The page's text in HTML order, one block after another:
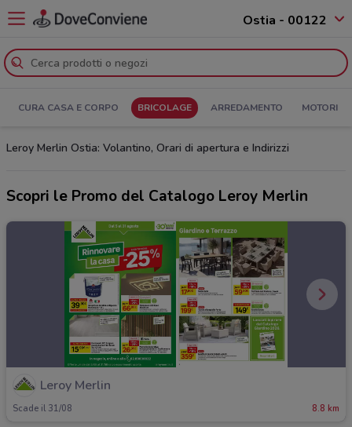
Ostia - 00122
CURA CASA E CORPO BRICOLAGE ARREDAMENTO MOTORI
Leroy Merlin Ostia: Volantino, Orari di apertura e Indirizzi
Scopri le Promo del Catalogo Leroy Merlin
Leroy Merlin
Scade il 31/08 8.8 km